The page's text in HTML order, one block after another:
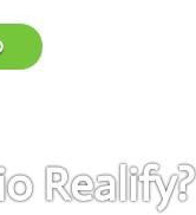
Realify?